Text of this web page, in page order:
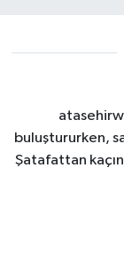
buluştururken,
Şatafattan